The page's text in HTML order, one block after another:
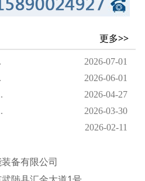
更多>>
2026-07-01
2026-06-01
2026-04-27
2026-03-30
2026-02-11
备有限公司